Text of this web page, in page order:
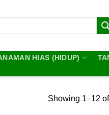
HIAS (HIDUP)
Showing 1–12